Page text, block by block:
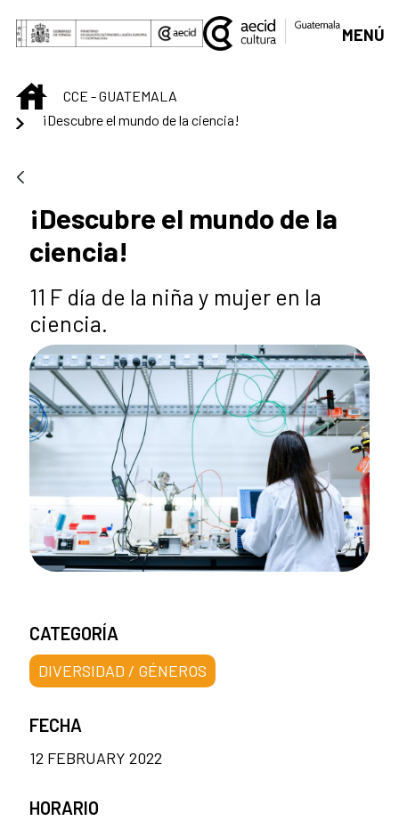
Skip to Main Content
MENÚ
INICIOCCE - GUATEMALA
¡Descubre el mundo de la ciencia!
¡Descubre el mundo de la
ciencia!
11 F día de la niña y mujer en la
ciencia.
CATEGORÍA
DIVERSIDAD / GÉNEROS
FECHA
12 FEBRUARY 2022
HORARIO